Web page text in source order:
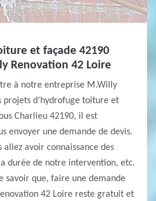
et façade 42190
Renovation 42 Loire
à notre entreprise M.Willy
projets d’hydrofuge toiture et
Charlieu 42190, il est
envoyer une demande de devis.
allez avoir connaissance des
durée de notre intervention, etc.
savoir que, faire une demande
42 Loire reste gratuit et